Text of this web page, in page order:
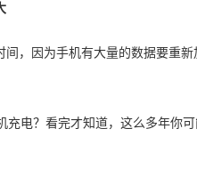
，因为手机有大量的数据要重新